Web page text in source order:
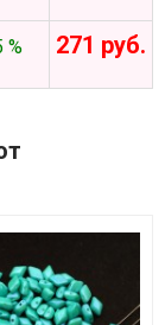
% 271 руб.